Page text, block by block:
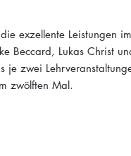
exzellente Leistungen
Beccard, Lukas Christ
je zwei
zwölften Mal.